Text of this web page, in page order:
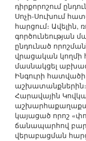
դիրքորոշում
Սոչի-Սուխում
հարցում։
գործունեության
ընդունած
վրացական կողմի
մասնակցել
Ինգուրի
Հարավային
կայացած որոշ
ճանապարհով
վերաբացման